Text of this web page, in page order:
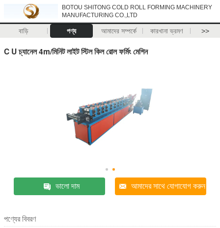
BOTOU SHITONG COLD ROLL FORMING MACHINERY
MANUFACTURING CO.,LTD
বাড়ি পণ্য আমাদের সম্পর্কে কারখানা ভ্রমণ >>
C U চ্যানেল 4m/মিনিট লাইট স্টিল কিল রোল ফর্মিং মেশিন
ভালো দাম আমাদের সাথে যোগাযোগ করুন
পণ্যের বিবরণ